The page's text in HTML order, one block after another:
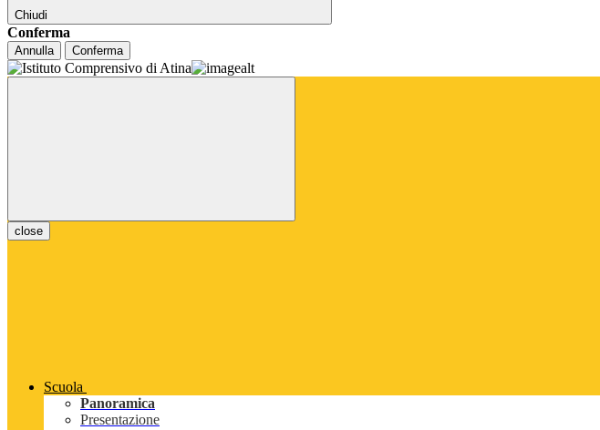
Chiudi
Conferma
Annulla Conferma
close
Scuola
Panoramica
Presentazione